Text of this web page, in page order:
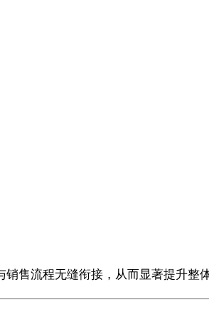
售流程无缝衔接，从而显著提升整